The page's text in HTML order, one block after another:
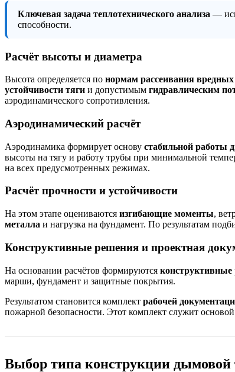
Ключевая задача теплотехнического анализа —
способности.
Расчёт высоты и диаметра
Высота определяется по нормам рассеивания
устойчивости тяги и допустимым гидравлическим
аэродинамического сопротивления.
Аэродинамический расчёт
Аэродинамика формирует основу стабильной работы
высоты на тягу и работу трубы при минимальной
на всех предусмотренных режимах.
Расчёт прочности и устойчивости
На этом этапе оцениваются изгибающие моменты,
металла и нагрузка на фундамент. По результатам
Конструктивные решения и проектная
На основании расчётов формируются
марши, фундамент и защитные покрытия.
Результатом становится комплект рабочей
пожарной безопасности. Этот комплект служит
Выбор типа конструкции дымовой